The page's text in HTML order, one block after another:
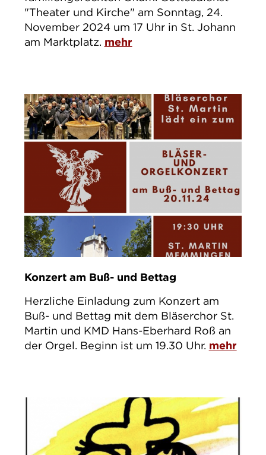
"Theater und Kirche" am Sonntag, 24.
November 2024 um 17 Uhr in St. Johann
am Marktplatz. mehr
Konzert am Buß- und Bettag
Herzliche Einladung zum Konzert am
Buß- und Bettag mit dem Bläserchor St.
Martin und KMD Hans-Eberhard Roß an
der Orgel. Beginn ist um 19.30 Uhr. mehr